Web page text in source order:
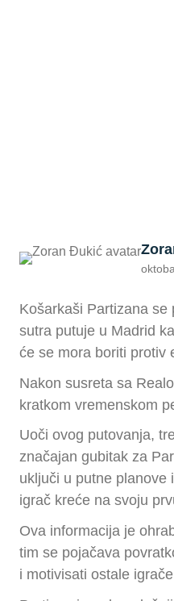
Košarkaši Partizana
sutra putuje u Madrid
će se mora boriti protiv
Nakon susreta sa
kratkom vremenskom
Uoči ovog putovanja,
značajan gubitak za
uključi u putne planove
igrač kreće na svoju
Ova informacija je
tim se pojačava
i motivisati ostale